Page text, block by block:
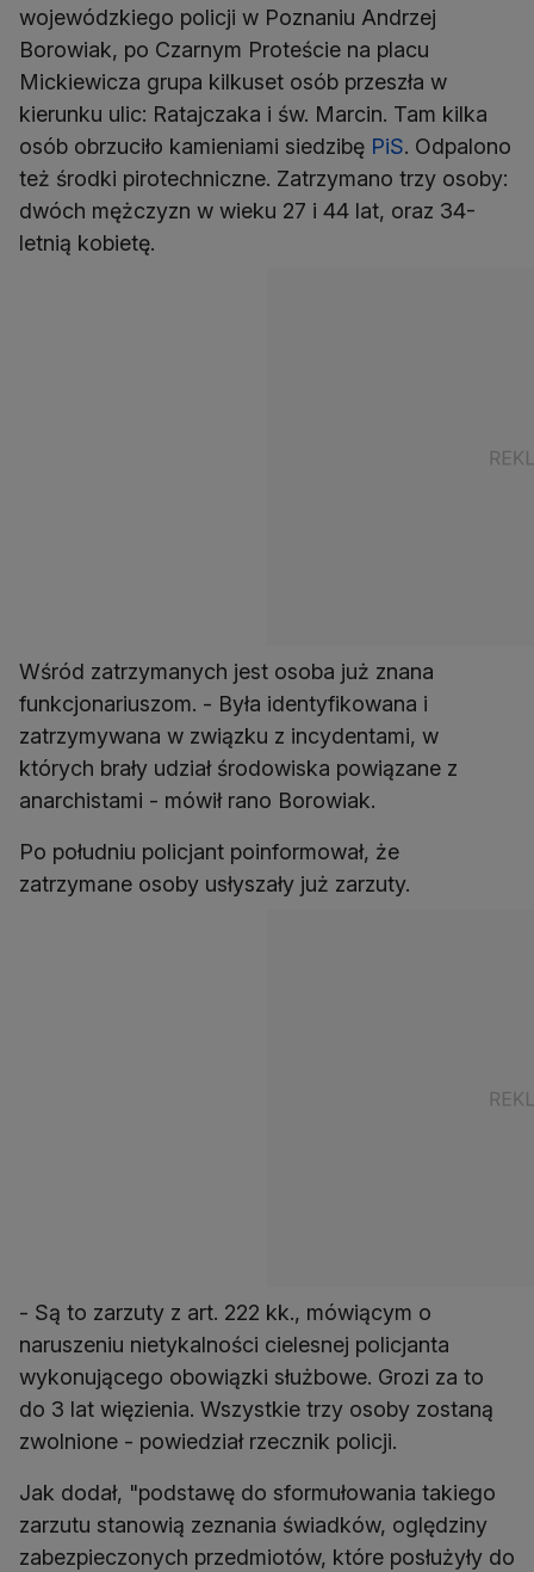
wojewódzkiego policji w Poznaniu Andrzej
Borowiak, po Czarnym Proteście na placu
Mickiewicza grupa kilkuset osób przeszła w
kierunku ulic: Ratajczaka i św. Marcin. Tam kilka
osób obrzuciło kamieniami siedzibę PiS. Odpalono
też środki pirotechniczne. Zatrzymano trzy osoby:
dwóch mężczyzn w wieku 27 i 44 lat, oraz 34-
letnią kobietę.
Wśród zatrzymanych jest osoba już znana
funkcjonariuszom. - Była identyfikowana i
zatrzymywana w związku z incydentami, w
których brały udział środowiska powiązane z
anarchistami - mówił rano Borowiak.
Po południu policjant poinformował, że
zatrzymane osoby usłyszały już zarzuty.
- Są to zarzuty z art. 222 kk., mówiącym o
naruszeniu nietykalności cielesnej policjanta
wykonującego obowiązki służbowe. Grozi za to
do 3 lat więzienia. Wszystkie trzy osoby zostaną
zwolnione - powiedział rzecznik policji.
Jak dodał, "podstawę do sformułowania takiego
zarzutu stanowią zeznania świadków, oględziny
zabezpieczonych przedmiotów, które posłużyły do